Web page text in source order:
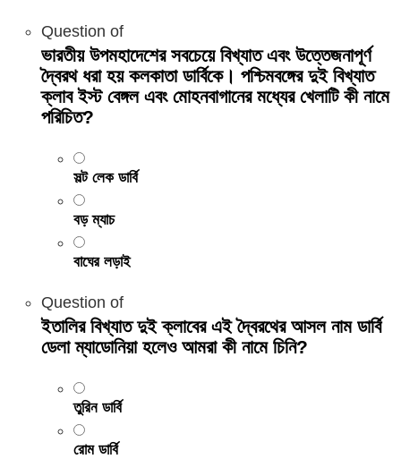
Question of
ভারতীয় উপমহাদেশের সবচেয়ে বিখ্যাত এবং উত্তেজনাপূর্ণ
দ্বৈরথ ধরা হয় কলকাতা ডার্বিকে। পশ্চিমবঙ্গের দুই বিখ্যাত
ক্লাব ইস্ট বেঙ্গল এবং মোহনবাগানের মধ্যের খেলাটি কী নামে
পরিচিত?
সল্ট লেক ডার্বি
বড় ম্যাচ
বাঘের লড়াই
Question of
ইতালির বিখ্যাত দুই ক্লাবের এই দ্বৈরথের আসল নাম ডার্বি
ডেলা ম্যাডোনিয়া হলেও আমরা কী নামে চিনি?
তুরিন ডার্বি
রোম ডার্বি